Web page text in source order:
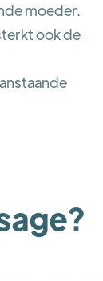
moeder.
ook de